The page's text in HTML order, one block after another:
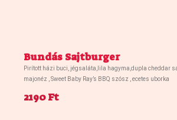
Bundás Sajtburger
Pirított házi buci, jégsaláta,lila hagyma,dupla cheddar
majonéz , Sweet Baby Ray’s BBQ szósz , ecetes uborka
2190 Ft